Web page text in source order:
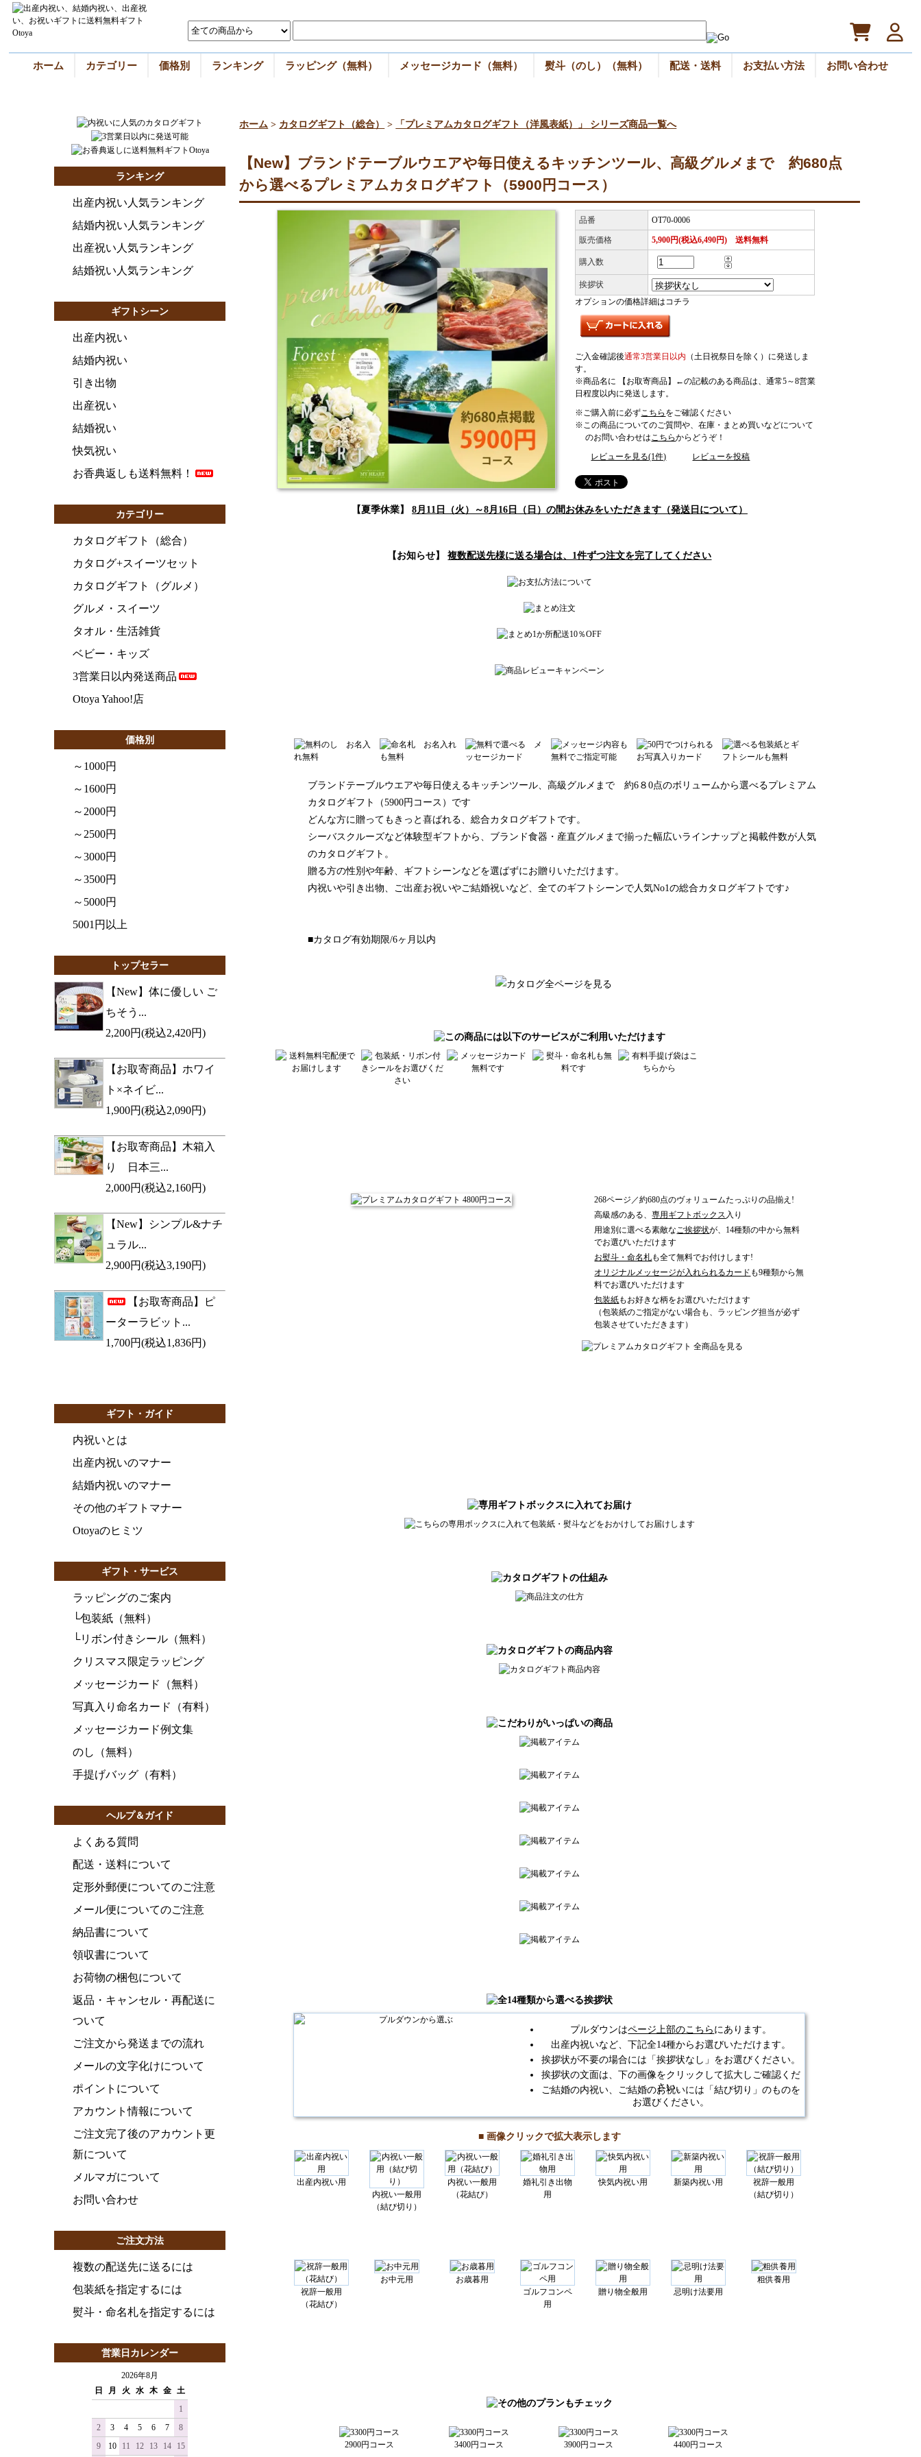
ホーム カテゴリー 価格別 ランキング ラッピング（無料） メッセージカード（無料） 熨斗（のし）（無料） 配送・送料 お支払い方法 お問い合わせ
ランキング
出産内祝い人気ランキング
結婚内祝い人気ランキング
出産祝い人気ランキング
結婚祝い人気ランキング
ギフトシーン
出産内祝い
結婚内祝い
引き出物
出産祝い
結婚祝い
快気祝い
お香典返しも送料無料！
カテゴリー
カタログギフト（総合）
カタログ+スイーツセット
カタログギフト（グルメ）
グルメ・スイーツ
タオル・生活雑貨
ベビー・キッズ
3営業日以内発送商品
Otoya Yahoo!店
価格別
～1000円
～1600円
～2000円
～2500円
～3000円
～3500円
～5000円
5001円以上
トップセラー
【New】体に優しい ご
ちそう...
2,200円(税込2,420円)
【お取寄商品】ホワイ
ト×ネイビ...
1,900円(税込2,090円)
【お取寄商品】木箱入
り 日本三...
2,000円(税込2,160円)
【New】シンプル&ナチ
ュラル...
2,900円(税込3,190円)
【お取寄商品】ピ
ーターラビット...
1,700円(税込1,836円)
ギフト・ガイド
内祝いとは
出産内祝いのマナー
結婚内祝いのマナー
その他のギフトマナー
Otoyaのヒミツ
ギフト・サービス
ラッピングのご案内
└包装紙（無料）
└リボン付きシール（無料）
クリスマス限定ラッピング
メッセージカード（無料）
写真入り命名カード（有料）
メッセージカード例文集
のし（無料）
手提げバッグ（有料）
ヘルプ＆ガイド
よくある質問
配送・送料について
定形外郵便についてのご注意
メール便についてのご注意
納品書について
領収書について
お荷物の梱包について
返品・キャンセル・再配送に
ついて
ご注文から発送までの流れ
メールの文字化けについて
ポイントについて
アカウント情報について
ご注文完了後のアカウント更
新について
メルマガについて
お問い合わせ
ご注文方法
複数の配送先に送るには
包装紙を指定するには
熨斗・命名札を指定するには
営業日カレンダー
2026年8月
日
月 火 水 木 金 土
1
2
3 4 5 6 7
8
9
10 11 12 13 14 15
ホーム > カタログギフト（総合） > 「プレミアムカタログギフト（洋風表紙）」 シリーズ商品一覧へ
【New】ブランドテーブルウエアや毎日使えるキッチンツール、高級グルメまで 約680点
から選べるプレミアムカタログギフト（5900円コース）
品番 OT70-0006
販売価格 5,900円(税込6,490円) 送料無料
購入数
挨拶状
オプションの価格詳細はコチラ
ご入金確認後通常3営業日以内 （土日祝祭日を除く）に発送しま
す。
※商品名に 【お取寄商品】←の記載のある商品は、通常5～8営業
日程度以内に発送します。
※ご購入前に必ずこちら をご確認ください
※この商品についてのご質問や、在庫・まとめ買いなどについて
のお問い合わせはこちらからどうぞ！
レビューを見る(1件)
レビューを投稿
【夏季休業】 8月11日（火）～8月16日（日）の間お休みをいただきます（発送日について）
【お知らせ】複数配送先様に送る場合は、1件ずつ注文を完了してください
ブランドテーブルウエアや毎日使えるキッチンツール、高級グルメまで 約6８0点のボリュームから選べるプレミアム
カタログギフト（5900円コース）です
どんな方に贈ってもきっと喜ばれる、総合カタログギフトです。
シーバスクルーズなど体験型ギフトから、ブランド食器・産直グルメまで揃った幅広いラインナップと掲載件数が人気
のカタログギフト。
贈る方の性別や年齢、ギフトシーンなどを選ばずにお贈りいただけます。
内祝いや引き出物、ご出産お祝いやご結婚祝いなど、全てのギフトシーンで人気No1の総合カタログギフトです♪
■カタログ有効期限/6ヶ月以内
268ページ／約680点のヴォリュームたっぷりの品揃え!
高級感のある、専用ギフトボックス 入り
用途別に選べる素敵なご挨拶状が、14種類の中から無料
でお選びいただけます
お熨斗・命名札も全て無料でお付けします!
オリジナルメッセージが入れられるカード も9種類から無
料でお選びいただけます
包装紙もお好きな柄をお選びいただけます
（包装紙のご指定がない場合も、ラッピング担当が必ず
包装させていただきます）
プルダウンはページ上部のこちら にあります。
出産内祝いなど、下記全14種からお選びいただけます。
挨拶状が不要の場合には「挨拶状なし」をお選びください。
挨拶状の文面は、下の画像をクリックして拡大しご確認くだ
さい。
ご結婚の内祝い、ご結婚のお祝いには「結び切り」のものを
お選びください。
■ 画像クリックで拡大表示します
出産内祝い用
内祝い一般用
（結び切り）
内祝い一般用
（花結び）
婚礼引き出物
用
快気内祝い用 新築内祝い用
祝辞一般用
（結び切り）
祝辞一般用
（花結び）
お中元用
お歳暮用
ゴルフコンペ
用
贈り物全般用 忌明け法要用
粗供養用
2900円コース 3400円コース 3900円コース 4400円コース